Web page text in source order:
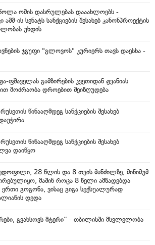
ომის დასრულებას დააახლოებს -
ის სენატს სანქციების შესახებ კანონპროექტის
უხდის
ჯგუფი "გლოვოს" კურიერს თავს დაესხა -
ფშაველას გამზირების კვეთიდან ჟვანიას
მოძრაობა დროებით შეიზღუდება
წინააღმდეგ სანქციების შესახებ
წინააღმდეგ სანქციების შესახებ
დაიწყო
28 წლის და 8 თვის მანძილზე, მინიმუმ
მაშინ როცა 8 წელი ამზადებდა
გოგონა, ვისაც გიგა სექსუალურად
დედა
გვახსოვს მტერი” - თბილისში მსვლელობა